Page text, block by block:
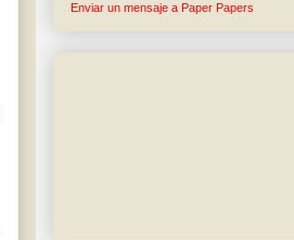
Enviar un mensaje a Paper Papers